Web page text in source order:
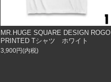
MR.HUGE SQUARE DESIGN ROGO
PRINTED Tシャツ ホワイト
3,900円(内税)